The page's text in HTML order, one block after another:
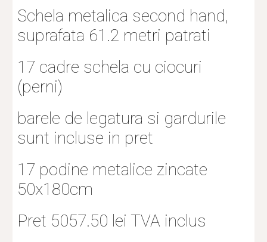
Schela metalica second hand,
suprafata 61.2 metri patrati
17 cadre schela cu ciocuri
(perni)
barele de legatura si gardurile
sunt incluse in pret
17 podine metalice zincate
50x180cm
Pret 5057.50 lei TVA inclus